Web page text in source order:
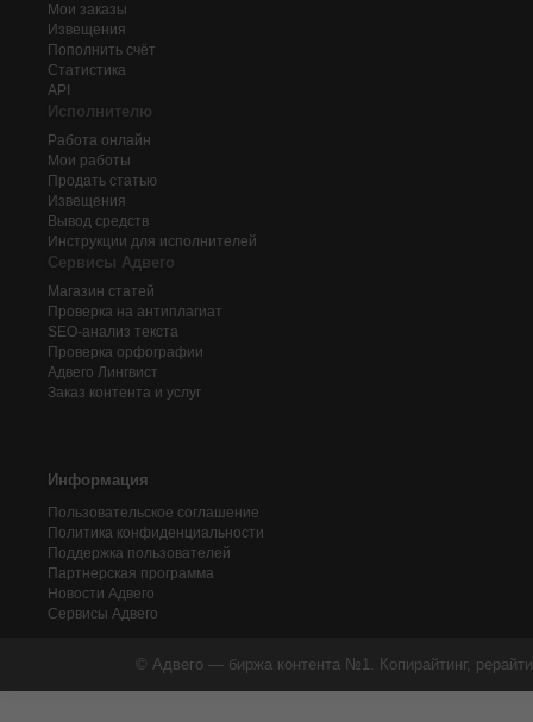
Мои заказы
Извещения
Пополнить счёт
Статистика
API
Исполнителю
Работа онлайн
Мои работы
Продать статью
Извещения
Вывод средств
Инструкции для исполнителей
Сервисы Адвего
Магазин статей
Проверка на антиплагиат
SEO-анализ текста
Проверка орфографии
Адвего Лингвист
Заказ контента и услуг
Информация
Пользовательское соглашение
Политика конфиденциальности
Поддержка пользователей
Партнерская программа
Новости Адвего
Сервисы Адвего
© Адвего — биржа контента №1. Копирайтинг,